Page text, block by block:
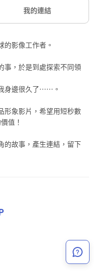
我的連結
的影像工作者。
事，於是到處探索不同領
身邊很久了……。
形象影片，希望用短秒數
值！
的故事，產生連結，留下